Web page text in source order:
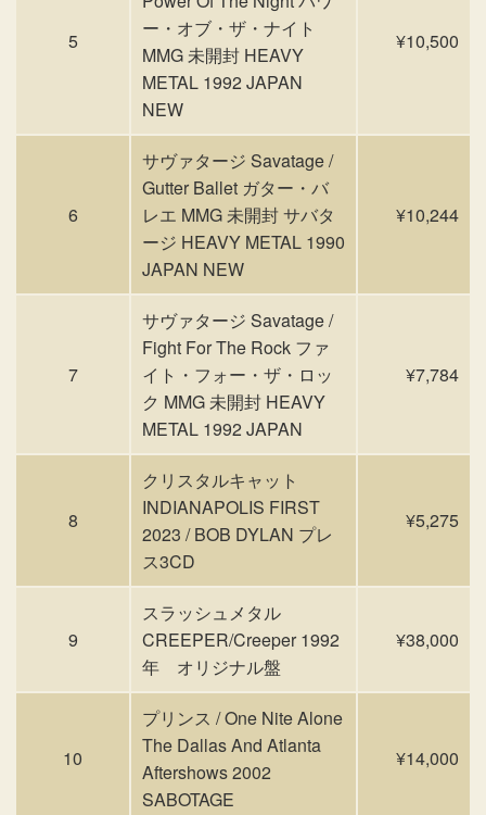
5
ー・オブ・ザ・ナイト
MMG 未開封 HEAVY
METAL 1992 JAPAN
NEW
¥10,500
6
サヴァタージ Savatage /
Gutter Ballet ガター・バ
レエ MMG 未開封 サバタ
ージ HEAVY METAL 1990
JAPAN NEW
¥10,244
7
サヴァタージ Savatage /
Fight For The Rock ファ
イト・フォー・ザ・ロッ
ク MMG 未開封 HEAVY
METAL 1992 JAPAN
¥7,784
8
クリスタルキャット
INDIANAPOLIS FIRST
2023 / BOB DYLAN プレ
ス3CD
¥5,275
9
スラッシュメタル
CREEPER/Creeper 1992
年 オリジナル盤
¥38,000
10
プリンス / One Nite Alone
The Dallas And Atlanta
Aftershows 2002
SABOTAGE
¥14,000